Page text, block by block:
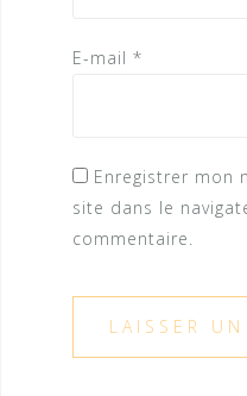
E-mail *
Enregistrer mon
site dans le
commentaire.